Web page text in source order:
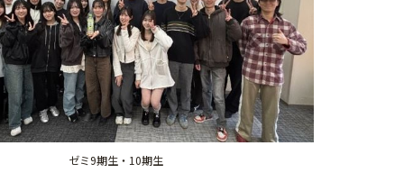
ゼミ9期生・10期生